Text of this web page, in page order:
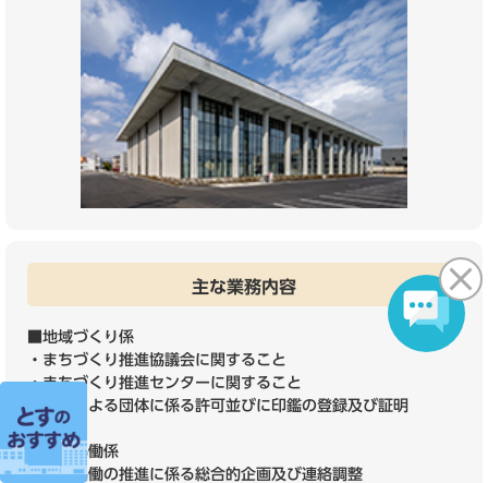
主な業務内容
■地域づくり係
・まちづくり推進協議会に関すること
・まちづくり推進センターに関すること
・地縁による団体に係る許可並びに印鑑の登録及び証明
■市民協働係
・市民協働の推進に係る総合的企画及び連絡調整